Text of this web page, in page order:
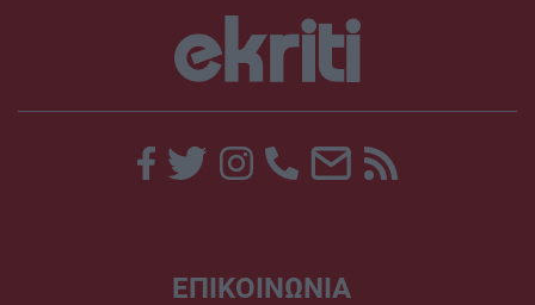
ΕΠΙΚΟΙΝΩΝΙΑ